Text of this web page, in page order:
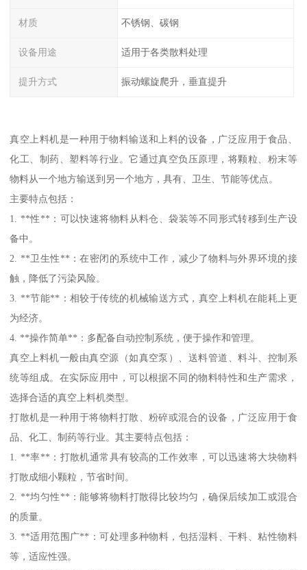
材质 不锈钢、碳钢
设备用途 适用于各类散料处理
提升方式 振动螺旋爬升，垂直提升
真空上料机是一种用于物料输送和上料的设备，广泛应用于食品、
化工、制药、塑料等行业。它通过真空负压原理，将颗粒、粉末等
物料从一个地方输送到另一个地方，具有、卫生、节能等优点。
主要特点包括：
1. **性**：可以快速将物料从料仓、袋装等不同形式转移到生产设
备中。
2. **卫生性**：在密闭的系统中工作，减少了物料与外界环境的接
触，降低了污染风险。
3. **节能**：相较于传统的机械输送方式，真空上料机在能耗上更
为经济。
4. **操作简单**：多配备自动控制系统，便于操作和管理。
真空上料机一般由真空源（如真空泵）、送料管道、料斗、控制系
统等组成。在实际应用中，可以根据不同的物料特性和生产需求，
选择合适的真空上料机类型。
打散机是一种用于将物料打散、粉碎或混合的设备，广泛应用于食
品、化工、制药等行业。其主要特点包括：
1. **率**：打散机通常具有较高的工作效率，可以迅速将大块物料
打散成细小颗粒，节省时间。
2. **均匀性**：能够将物料打散得比较均匀，确保后续加工或混合
的质量。
3. **适用范围广**：可处理多种物料，包括湿料、干料、粘性物料
等，适应性强。